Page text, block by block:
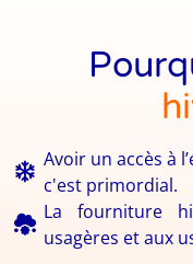
Avoir un accès à
c'est primordial.
La fourniture
usagères et aux